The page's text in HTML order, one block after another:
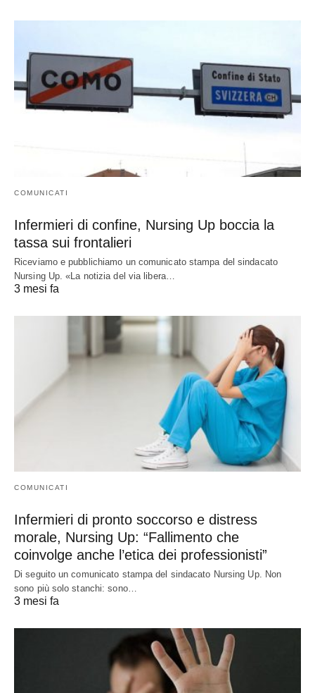
COMUNICATI
Infermieri di confine, Nursing Up boccia la
tassa sui frontalieri
Riceviamo e pubblichiamo un comunicato stampa del sindacato
Nursing Up. «La notizia del via libera…
3 mesi fa
COMUNICATI
Infermieri di pronto soccorso e distress
morale, Nursing Up: “Fallimento che
coinvolge anche l’etica dei professionisti”
Di seguito un comunicato stampa del sindacato Nursing Up. Non
sono più solo stanchi: sono…
3 mesi fa